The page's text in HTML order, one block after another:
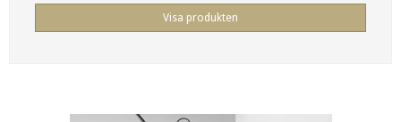
Visa produkten